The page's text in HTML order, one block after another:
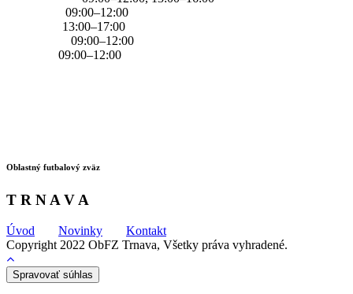
09:00–12:00
13:00–17:00
09:00–12:00
09:00–12:00
Oblastný futbalový zväz
T R N A V A
Úvod Novinky
Kontakt
Copyright 2022 ObFZ Trnava, Všetky práva vyhradené.
Spravovať súhlas